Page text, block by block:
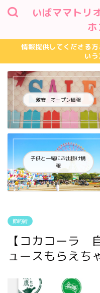
いばママトリ
ホ
情報提供してくださる
い
激安・オープン情報
子供と一緒にお出掛け情
報
節約術
【コカコーラ
ュースもらえち